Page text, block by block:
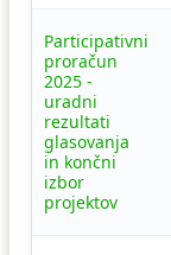
Participativni
proračun
2025 -
uradni
rezultati
glasovanja
in končni
izbor
projektov